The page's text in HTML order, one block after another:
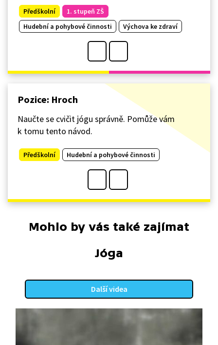
Předškolní
1. stupeň ZŠ
Hudební a pohybové činnosti
Výchova ke zdraví
Pozice: Hroch
Naučte se cvičit jógu správně. Pomůže vám
k tomu tento návod.
Předškolní Hudební a pohybové činnosti
Mohlo by vás také zajímat
Jóga
Další videa